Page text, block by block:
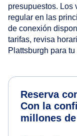
presupuestos. Los
regular en las
de conexión
tarifas, revisa
Plattsburgh para
Reserva
Con la
millones